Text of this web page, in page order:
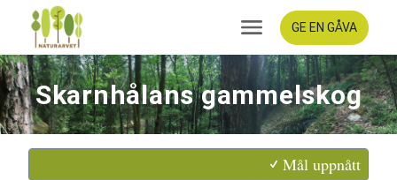
GE EN GÅVA
Skarnhålans gammelskog
Mål uppnått